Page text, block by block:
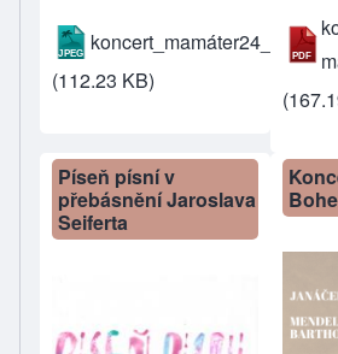
koncert_mamáter24_0.jpg
(112.23 KB)
Píseň písní v
přebásnění Jaroslava
Seiferta